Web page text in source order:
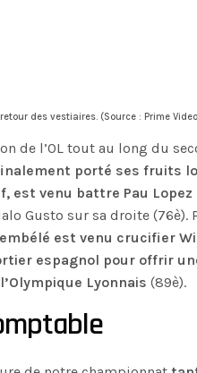
des vestiaires. (Source : Prime
de l’OL tout au long du
porté ses fruits
est venu battre Pau Lopez
Gusto sur sa droite
est venu crucifier
espagnol pour offrir
Lyonnais (89è).